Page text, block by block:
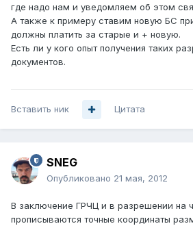
где надо нам и уведомляем об этом
А также к примеру ставим новую БС
должны платить за старые и + новую.
Есть ли у кого опыт получения таких
документов.
Вставить ник Цитата
SNEG
Опубликовано 21 мая, 2012
В заключение ГРЧЦ и в разрешении на
прописываются точные координаты